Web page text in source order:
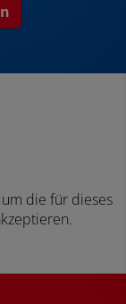
um die für dieses